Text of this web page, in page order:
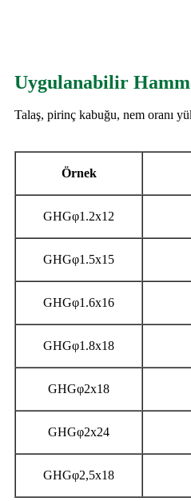
Uygulanabilir
Talaş, pirinç kabuğu, nem oranı
Örnek
GHGφ1.2x12
GHGφ1.5x15
GHGφ1.6x16
GHGφ1.8x18
GHGφ2x18
GHGφ2x24
GHGφ2,5x18